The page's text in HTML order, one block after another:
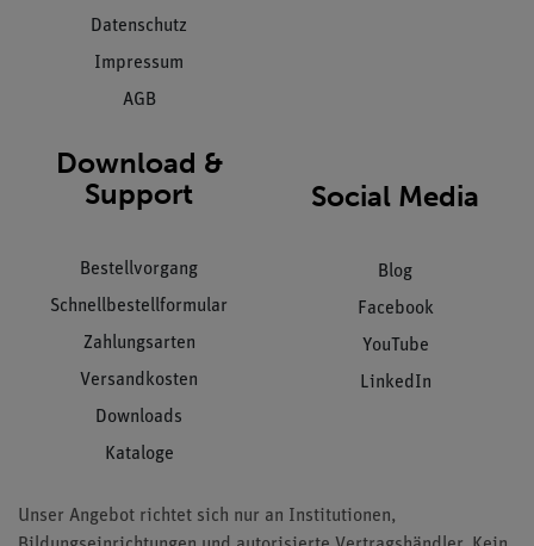
Datenschutz
Impressum
AGB
Download &
Support
Bestellvorgang
Schnellbestellformular
Zahlungsarten
Versandkosten
Downloads
Kataloge
Social Media
Blog
Facebook
YouTube
LinkedIn
Unser Angebot richtet sich nur an Institutionen,